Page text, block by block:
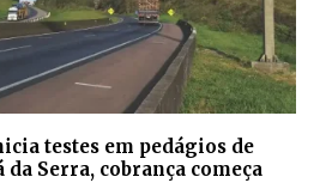
testes em pedágios de
Serra, cobrança começa